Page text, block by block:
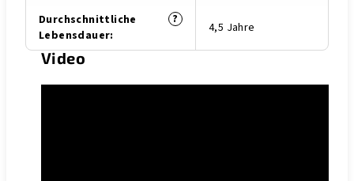
?
Durchschnittliche
Lebensdauer: 4,5 Jahre
Video